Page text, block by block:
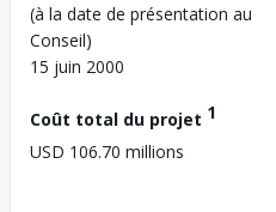
(à la date de présentation au
Conseil)
15 juin 2000
Coût total du projet 1
USD 106.70 millions